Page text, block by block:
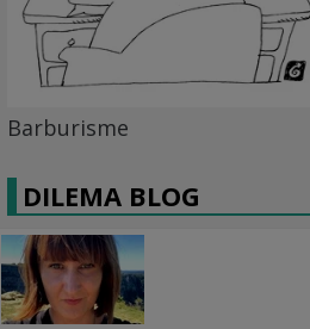
Barburisme
DILEMA BLOG